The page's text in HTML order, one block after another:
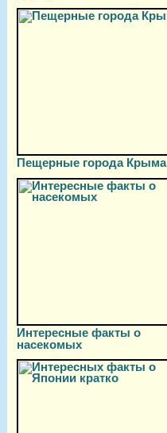
Пещерные города Крыма
Интересные факты о
насекомых